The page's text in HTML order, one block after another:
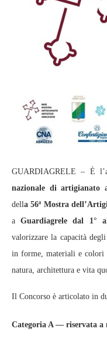
GUARDIAGRELE – È
nazionale di artigianato
della 56ª Mostra
aGuardiagrele dal 1°
valorizzare la capacità
in forme, materiali e colori
natura, architettura e vita
Il Concorso è articolato in
Categoria A — riservata a